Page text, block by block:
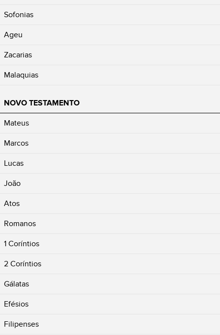
Sofonias
Ageu
Zacarias
Malaquias
NOVO TESTAMENTO
Mateus
Marcos
Lucas
João
Atos
Romanos
1 Coríntios
2 Coríntios
Gálatas
Efésios
Filipenses